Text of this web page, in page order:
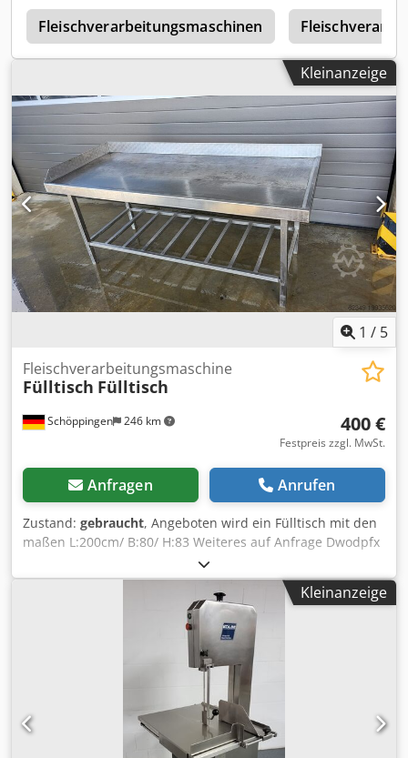
Fleischverarbeitungsmaschinen
Kleinanzeige
1 / 5
Schöppingen 246 km
Fleischverarbeitungsmaschine
Fülltisch Fülltisch
400 €
Festpreis zzgl. MwSt.
Anfragen Anrufen
Zustand: gebraucht, Angeboten wird ein Fülltisch mit den
maßen L:200cm/ B:80/ H:83 Weiteres auf Anfrage Dwodpfx
Asxappfsiaea Barzahlung oder Vorkasse. Verkauf nur an
Gewerbetreibende , Keine Garantie, keine Gewährleistung.
Kleinanzeige